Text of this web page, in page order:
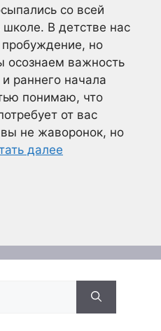
со всей
В детстве нас
но
осознаем важность
раннего начала
понимаю, что
от вас
не жаворонок, но
далее